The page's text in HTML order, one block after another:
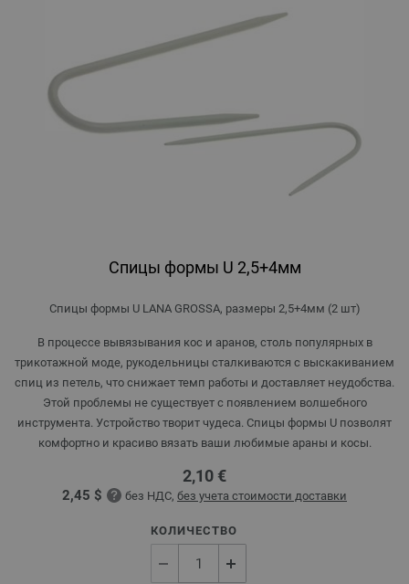
Спицы формы U 2,5+4мм
Спицы формы U LANA GROSSA, размеры 2,5+4мм (2 шт)
В процессе вывязывания кос и аранов, столь популярных в
трикотажной моде, рукодельницы сталкиваются с выскакиванием
спиц из петель, что снижает темп работы и доставляет неудобства.
Этой проблемы не существует с появлением волшебного
инструмента. Устройство творит чудеса. Спицы формы U позволят
комфортно и красиво вязать ваши любимые араны и косы.
2,10 €
2,45 $ без НДС, без учета стоимости доставки
КОЛИЧЕСТВО